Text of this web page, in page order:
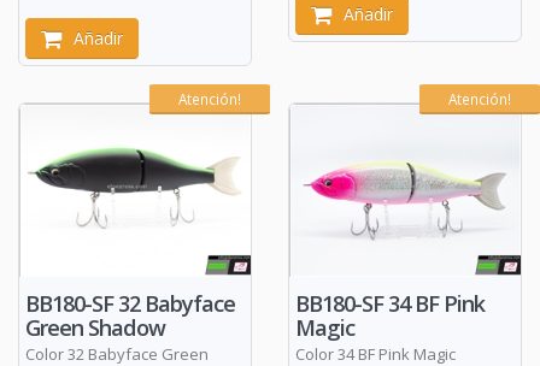
Añadir
Añadir
Atención!
BB180-SF 32 Babyface
Green Shadow
Color 32 Babyface Green
Atención!
BB180-SF 34 BF Pink
Magic
Color 34 BF Pink Magic